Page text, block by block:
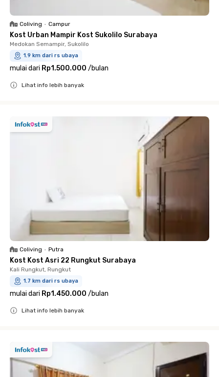
Coliving • Campur
Kost Urban Mampir Kost Sukolilo Surabaya
Medokan Semampir, Sukolilo
1.9 km dari rs ubaya
mulai dari Rp1.500.000 /bulan
Lihat info lebih banyak
Coliving • Putra
Kost Kost Asri 22 Rungkut Surabaya
Kali Rungkut, Rungkut
1.7 km dari rs ubaya
mulai dari Rp1.450.000 /bulan
Lihat info lebih banyak